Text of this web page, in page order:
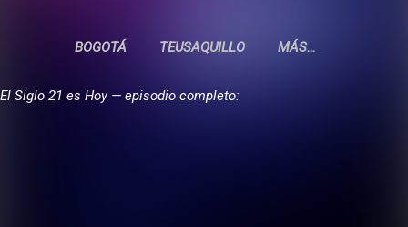
BOGOTÁ TEUSAQUILLO MÁS…
El Siglo 21 es Hoy — episodio completo: